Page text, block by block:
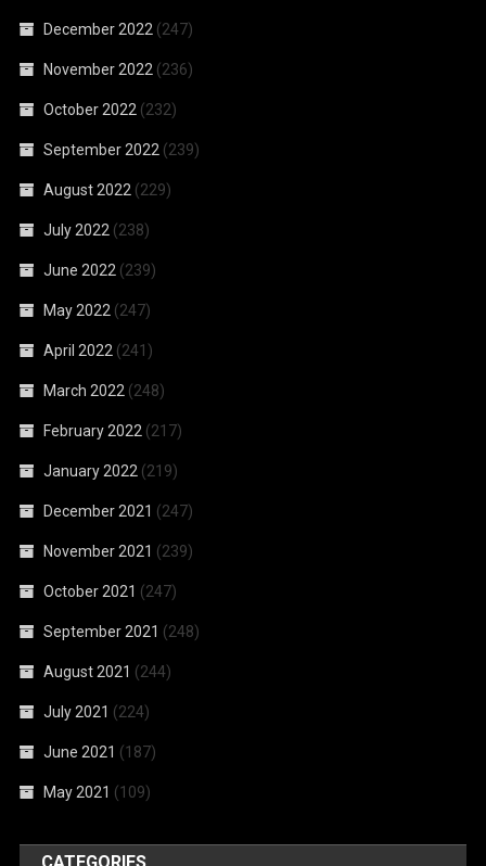
December 2022 (247)
November 2022 (236)
October 2022 (232)
September 2022 (239)
August 2022 (229)
July 2022 (238)
June 2022 (239)
May 2022 (247)
April 2022 (241)
March 2022 (248)
February 2022 (217)
January 2022 (219)
December 2021 (247)
November 2021 (239)
October 2021 (247)
September 2021 (248)
August 2021 (244)
July 2021 (224)
June 2021 (187)
May 2021 (109)